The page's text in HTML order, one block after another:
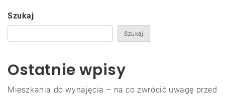
Szukaj
Szukaj
Ostatnie wpisy
Mieszkania do wynajęcia – na co zwrócić uwagę przed